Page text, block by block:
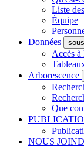
Liste
Équipe
Données
Accès
Arborescence
Que
NOUS